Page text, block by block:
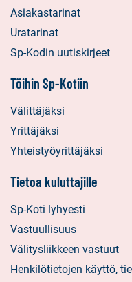
Asiakastarinat
Uratarinat
Sp-Kodin uutiskirjeet
Töihin Sp-Kotiin
Välittäjäksi
Yrittäjäksi
Yhteistyöyrittäjäksi
Tietoa kuluttajille
Sp-Koti lyhyesti
Vastuullisuus
Välitysliikkeen vastuut
Henkilötietojen käyttö,